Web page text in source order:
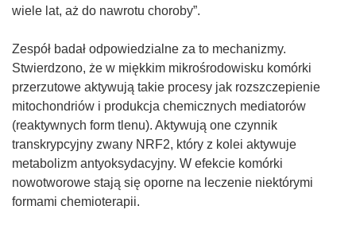
e
o
r
z
y
s
i
ę
w
wiele lat, aż do nawrotu choroby”.
Zespół badał odpowiedzialne za to mechanizmy.
Stwierdzono, że w miękkim mikrośrodowisku komórki
przerzutowe aktywują takie procesy jak rozszczepienie
mitochondriów i produkcja chemicznych mediatorów
(reaktywnych form tlenu). Aktywują one czynnik
transkrypcyjny zwany NRF2, który z kolei aktywuje
metabolizm antyoksydacyjny. W efekcie komórki
nowotworowe stają się oporne na leczenie niektórymi
formami chemioterapii.